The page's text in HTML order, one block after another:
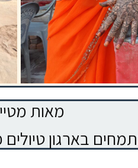
!מאות
בארגון